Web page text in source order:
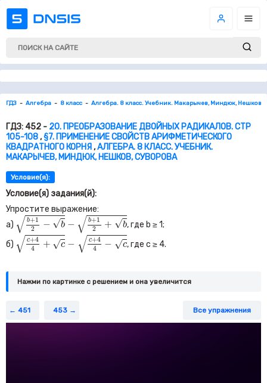
ГДЗ Алгебра 8 класс Алгебра. 8 класс. Учебник. Макарычев, Миндюк, Нешков,
ГДЗ: 452 - 20. ПРЕОБРАЗОВАНИЕ ДВОЙНЫХ РАДИКАЛОВ. СТР
105-108,§7. ПРИМЕНЕНИЕ СВОЙСТВ АРИФМЕТИЧЕСКОГО
КВАДРАТНОГО КОРНЯ,АЛГЕБРА. 8 КЛАСС. УЧЕБНИК.
МАКАРЫЧЕВ, МИНДЮК, НЕШКОВ, СУВОРОВА
Условие(я):
Условие(я) задания(й):
Упростите выражение:
а) √ b+1
2
− √b − √ b+1
2
+ √b
b+12−b−b+12+b
, где b ≥1;
б) √ c+4
4
+ √c − √ c+4
4
− √c
c+44+c−c+ 4−c
, где c ≥ 4.
Нажми по картинке c решением и она увеличится
451 453 Все упражнения